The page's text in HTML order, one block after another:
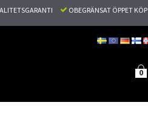
OBEGRÄNSAT ÖPPET KÖP
0